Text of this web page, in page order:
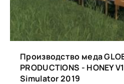
Производство меда
PRODUCTIONS - HONEY
Simulator 2019